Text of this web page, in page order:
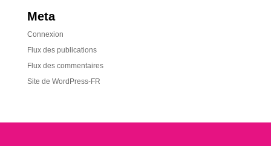
Meta
Connexion
Flux des publications
Flux des commentaires
Site de WordPress-FR